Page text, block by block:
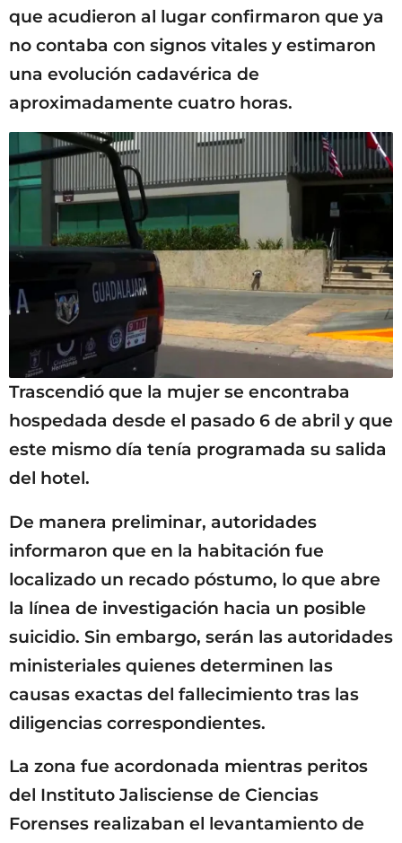
que acudieron al lugar confirmaron que ya
no contaba con signos vitales y estimaron
una evolución cadavérica de
aproximadamente cuatro horas.
Trascendió que la mujer se encontraba
hospedada desde el pasado 6 de abril y que
este mismo día tenía programada su salida
del hotel.
De manera preliminar, autoridades
informaron que en la habitación fue
localizado un recado póstumo, lo que abre
la línea de investigación hacia un posible
suicidio. Sin embargo, serán las autoridades
ministeriales quienes determinen las
causas exactas del fallecimiento tras las
diligencias correspondientes.
La zona fue acordonada mientras peritos
del Instituto Jalisciense de Ciencias
Forenses realizaban el levantamiento de